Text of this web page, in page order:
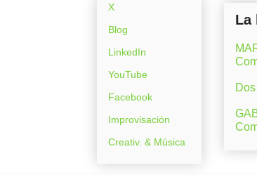
La
X
Blog
LinkedIn
YouTube
Facebook
Improvisación
Creativ. & Música